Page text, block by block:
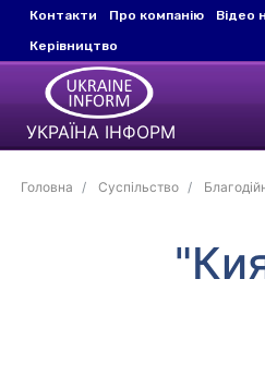
Контакти Про компанію
Відео
Керівництво
УКРАЇНА ІНФОРМ
Головна Суспільство